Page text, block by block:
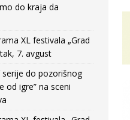
do kraja da
XL festivala „Grad
7. avgust
serije do pozorišnog
od igre” na sceni